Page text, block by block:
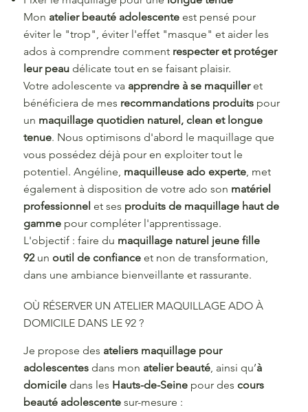
Mon atelier beauté adolescente est pensé pour
éviter le "trop", éviter l'effet "masque" et aider les
ados à comprendre comment respecter et protéger
leur peaudélicate tout en se faisant plaisir.
Votre adolescente va apprendre à se maquilleret
bénéficiera de mes recommandations produits pour
un maquillage quotidien naturel, clean et longue
tenue. Nous optimisons d'abord le maquillage que
vous possédez déjà pour en exploiter tout le
potentiel. Angéline, maquilleuse ado experte, met
également à disposition de votre ado son matériel
professionnelet ses produits de maquillage haut de
gamme pour compléter l'apprentissage.
L'objectif : faire du maquillage naturel jeune fille
92 un outil de confianceet non de transformation,
dans une ambiance bienveillante et rassurante.
OÙ RÉSERVER UN ATELIER MAQUILLAGE ADO À
DOMICILE DANS LE 92 ?
Je propose des ateliers maquillage pour
adolescentes dans mon atelier beauté, ainsi qu’à
domicile dans les Hauts-de-Seine pour des cours
beauté adolescente sur-mesure :